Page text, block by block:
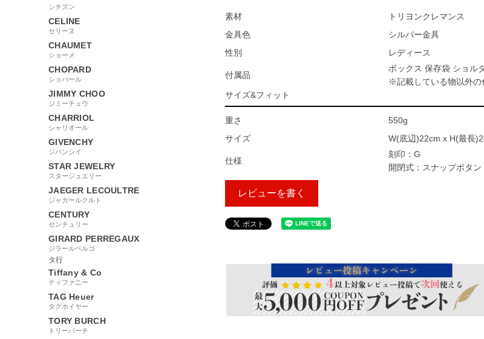
シチズン
CELINE
セリーヌ
CHAUMET
ショーメ
CHOPARD
ショパール
JIMMY CHOO
ジミーチュウ
CHARRIOL
シャリオール
GIVENCHY
ジバンシイ
STAR JEWELRY
スタージュエリー
JAEGER LECOULTRE
ジャガールクルト
CENTURY
センチュリー
GIRARD PERREGAUX
ジラールペルゴ
タ行
Tiffany & Co
ティファニー
TAG Heuer
タグホイヤー
TORY BURCH
トリーバーチ
素材
トリヨンクレマンス
金具色
シルバー金具
性別
レディース
付属品
ボックス 保存袋 ショル
※記載している物以外の
サイズ&フィット
重さ
550g
サイズ
W(底辺)22cm x H(最長
仕様
刻印：G
開閉式：スナップボタ
レビューを書く